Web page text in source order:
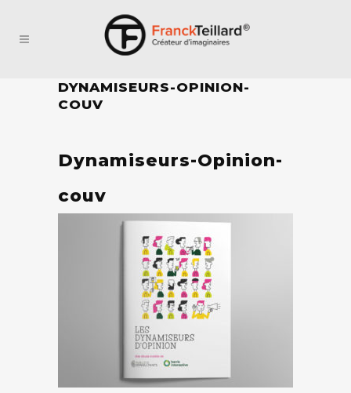
DYNAMISEURS-OPINION-
COUV
Dynamiseurs-Opinion-
couv